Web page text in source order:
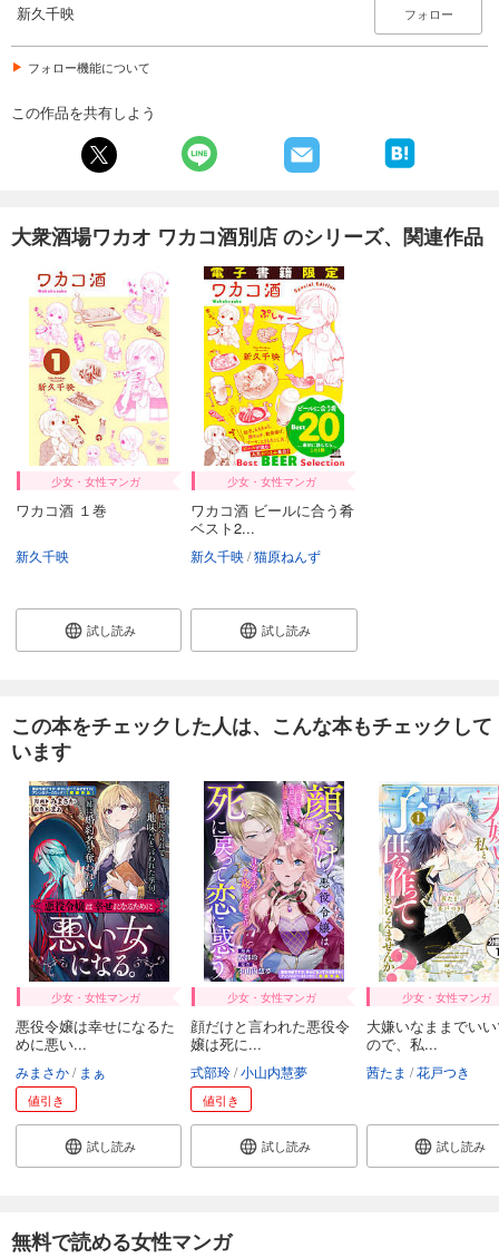
新久千映 フォロー
フォロー機能について
この作品を共有しよう
大衆酒場ワカオ ワカコ酒別店 のシリーズ、関連作品
少女・女性マンガ
ワカコ酒 １巻
新久千映
試し読み
少女・女性マンガ
ワカコ酒 ビールに合う肴
ベスト2...
新久千映 猫原ねんず
試し読み
この本をチェックした人は、こんな本もチェックして
います
少女・女性マンガ
悪役令嬢は幸せになるた
めに悪い...
みまさか まぁ
値引き
試し読み
少女・女性マンガ
顔だけと言われた悪役令
嬢は死に...
式部玲 小山内慧夢
値引き
試し読み
少女・女性マンガ
大嫌いなままでい
ので、私...
茜たま 花戸つき
試し読み
無料で読める女性マンガ